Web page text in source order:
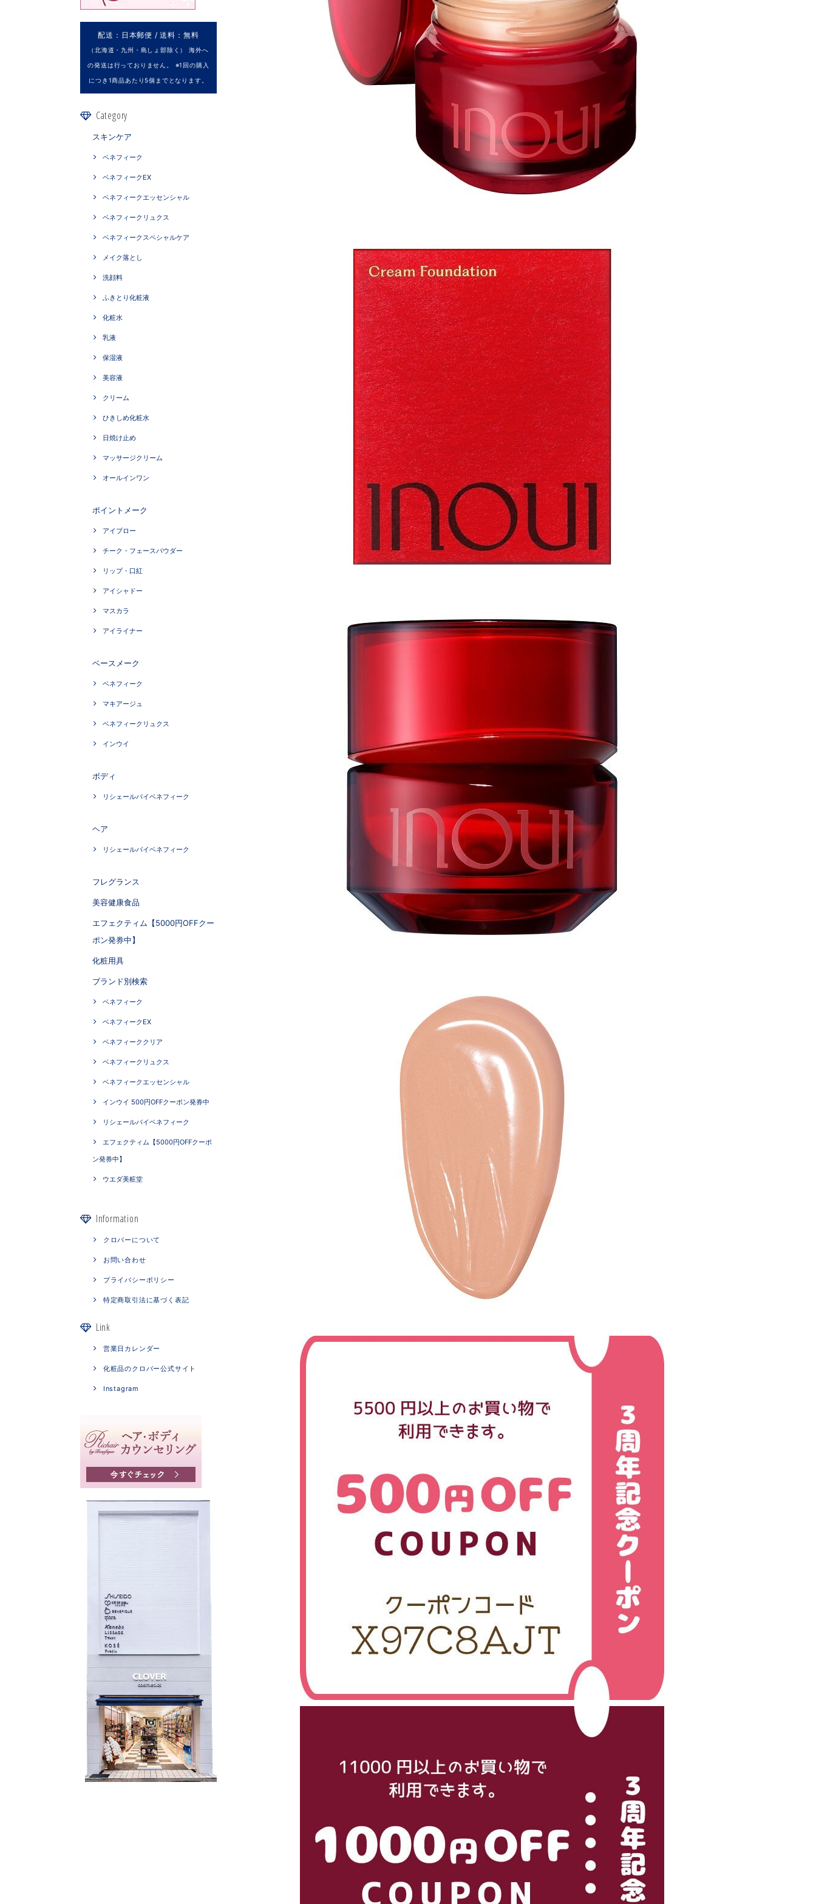
配送：日本郵便 / 送料：無料
（北海道・九州・島しょ部除く） 海外へ
の発送は行っておりません。 ※1回の購入
につき1商品あたり5個までとなります。
Category
スキンケア
ベネフィーク
ベネフィークEX
ベネフィークエッセンシャル
ベネフィークリュクス
ベネフィークスペシャルケア
メイク落とし
洗顔料
ふきとり化粧液
化粧水
乳液
保湿液
美容液
クリーム
ひきしめ化粧水
日焼け止め
マッサージクリーム
オールインワン
ポイントメーク
アイブロー
チーク・フェースパウダー
リップ・口紅
アイシャドー
マスカラ
アイライナー
ベースメーク
ベネフィーク
マキアージュ
ベネフィークリュクス
インウイ
ボディ
リシェールバイベネフィーク
ヘア
リシェールバイベネフィーク
フレグランス
美容健康食品
エフェクティム【5000円OFFクー
ポン発券中】
化粧用具
ブランド別検索
ベネフィーク
ベネフィークEX
ベネフィーククリア
ベネフィークリュクス
ベネフィークエッセンシャル
インウイ 500円OFFクーポン発券中
リシェールバイベネフィーク
エフェクティム【5000円OFFクーポ
ン発券中】
ウエダ美粧堂
Information
クロバーについて
お問い合わせ
プライバシーポリシー
特定商取引法に基づく表記
Link
営業日カレンダー
化粧品のクロバー公式サイト
Instagram